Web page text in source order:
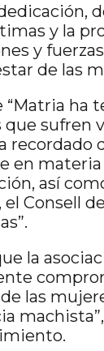
y la
y
de las
“Matria
sufren
en
así
Consell
la
las